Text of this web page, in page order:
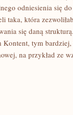
odniesienia się
taka, która
się daną
Kontent, tym
na przykład ze